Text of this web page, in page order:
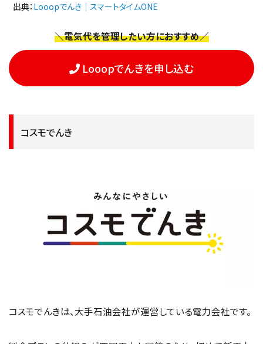
出典： Looopでんき｜スマートタイムONE
＼電気代を管理したい方におすすめ／
Looopでんきを申し込む
コスモでんき
コスモでんきは、大手石油会社が運営している電力会社です。